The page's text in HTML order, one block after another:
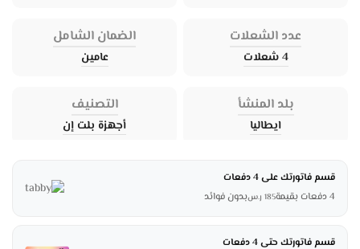
عدد الشعلات
4 شعلات
الضمان الشامل
عامين
بلد المنشأ
ايطاليا
التصنيف
أجهزة بلت إن
قسم فاتورتك على 4 دفعات
4 دفعات بقيمة
185 ر.سبدون فوائد
قسم فاتورتك حتى 4 دفعات